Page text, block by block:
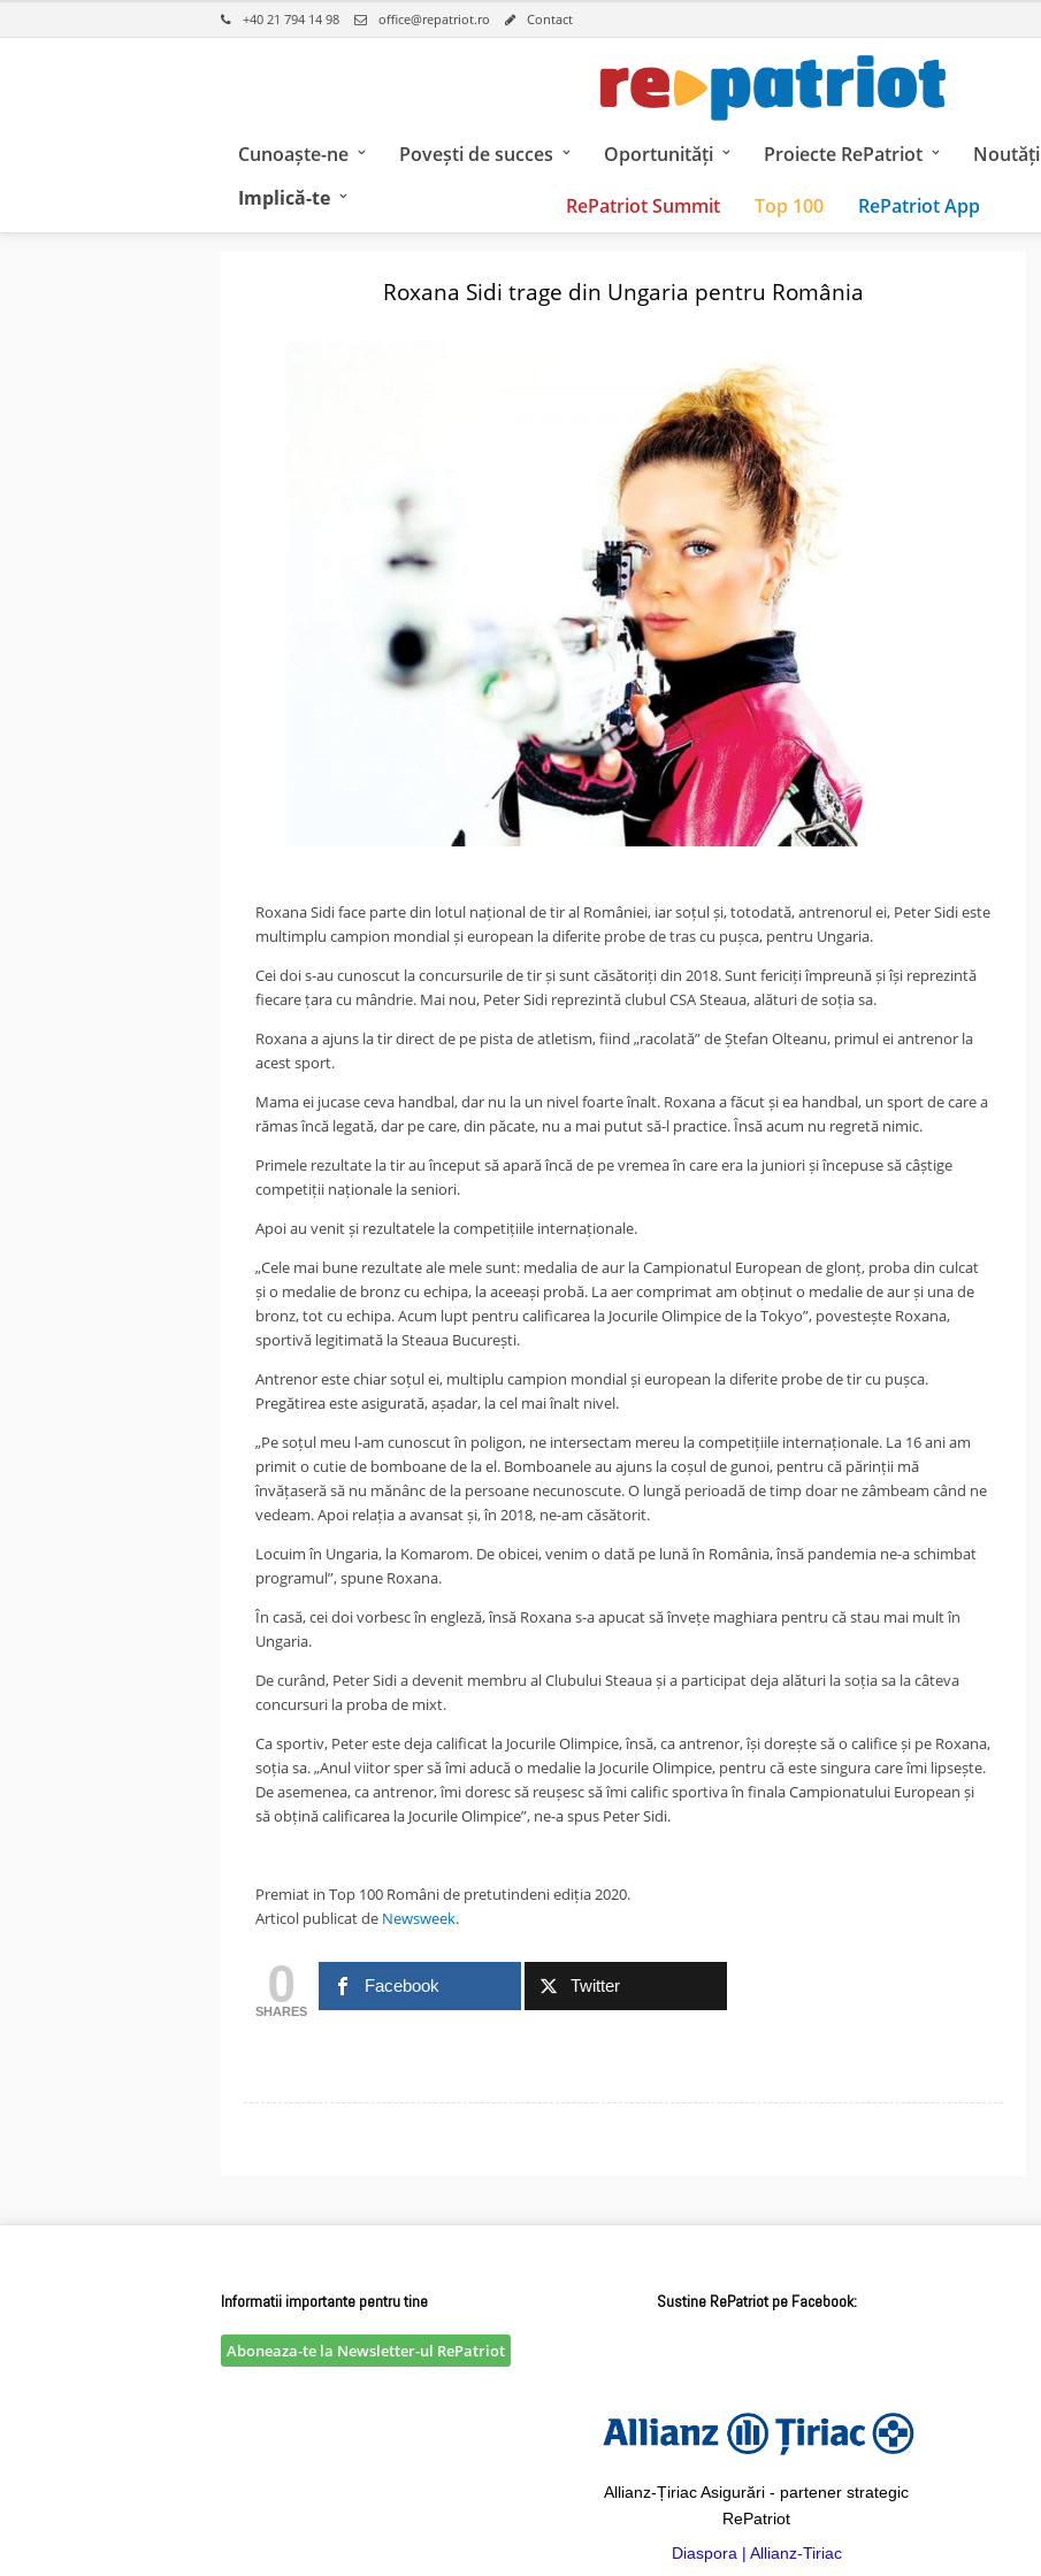
+40 21 794 14 98 office@repatriot.ro Contact
Cunoaște-ne Povești de succes Oportunități Proiecte RePatriot Noutăți
Implică-te
RePatriot Summit Top 100 RePatriot App
Roxana Sidi trage din Ungaria pentru România
Roxana Sidi face parte din lotul național de tir al României, iar soțul și, totodată, antrenorul ei, Peter Sidi este
multimplu campion mondial și european la diferite probe de tras cu pușca, pentru Ungaria.
Cei doi s-au cunoscut la concursurile de tir și sunt căsătoriți din 2018. Sunt fericiți împreună și își reprezintă
fiecare țara cu mândrie. Mai nou, Peter Sidi reprezintă clubul CSA Steaua, alături de soția sa.
Roxana a ajuns la tir direct de pe pista de atletism, fiind „racolată” de Ștefan Olteanu, primul ei antrenor la
acest sport.
Mama ei jucase ceva handbal, dar nu la un nivel foarte înalt. Roxana a făcut și ea handbal, un sport de care a
rămas încă legată, dar pe care, din păcate, nu a mai putut să-l practice. Însă acum nu regretă nimic.
Primele rezultate la tir au început să apară încă de pe vremea în care era la juniori și începuse să câștige
competiții naționale la seniori.
Apoi au venit și rezultatele la competițiile internaționale.
„Cele mai bune rezultate ale mele sunt: medalia de aur la Campionatul European de glonț, proba din culcat
și o medalie de bronz cu echipa, la aceeași probă. La aer comprimat am obținut o medalie de aur și una de
bronz, tot cu echipa. Acum lupt pentru calificarea la Jocurile Olimpice de la Tokyo”, povestește Roxana,
sportivă legitimată la Steaua București.
Antrenor este chiar soțul ei, multiplu campion mondial și european la diferite probe de tir cu pușca.
Pregătirea este asigurată, așadar, la cel mai înalt nivel.
„Pe soțul meu l-am cunoscut în poligon, ne intersectam mereu la competițiile internaționale. La 16 ani am
primit o cutie de bomboane de la el. Bomboanele au ajuns la coșul de gunoi, pentru că părinții mă
învățaseră să nu mănânc de la persoane necunoscute. O lungă perioadă de timp doar ne zâmbeam când ne
vedeam. Apoi relația a avansat și, în 2018, ne-am căsătorit.
Locuim în Ungaria, la Komarom. De obicei, venim o dată pe lună în România, însă pandemia ne-a schimbat
programul”, spune Roxana.
În casă, cei doi vorbesc în engleză, însă Roxana s-a apucat să învețe maghiara pentru că stau mai mult în
Ungaria.
De curând, Peter Sidi a devenit membru al Clubului Steaua și a participat deja alături la soția sa la câteva
concursuri la proba de mixt.
Ca sportiv, Peter este deja calificat la Jocurile Olimpice, însă, ca antrenor, își dorește să o califice și pe Roxana,
soția sa. „Anul viitor sper să îmi aducă o medalie la Jocurile Olimpice, pentru că este singura care îmi lipsește.
De asemenea, ca antrenor, îmi doresc să reușesc să îmi calific sportiva în finala Campionatului European și
să obțină calificarea la Jocurile Olimpice”, ne-a spus Peter Sidi.
Premiat in Top 100 Români de pretutindeni ediția 2020.
Articol publicat de Newsweek.
0
SHARES
Facebook Twitter
Informatii importante pentru tine
Aboneaza-te la Newsletter-ul RePatriot
Sustine RePatriot pe Facebook:
Allianz-Țiriac Asigurări - partener strategic
RePatriot
Diaspora | Allianz-Tiriac